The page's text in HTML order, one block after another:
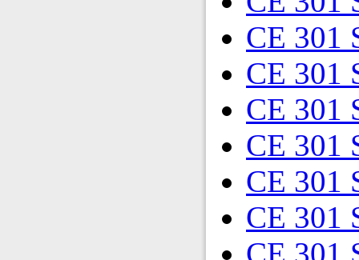
CE 301
CE 301
CE 301
CE 301
CE 301
CE 301
CE 301